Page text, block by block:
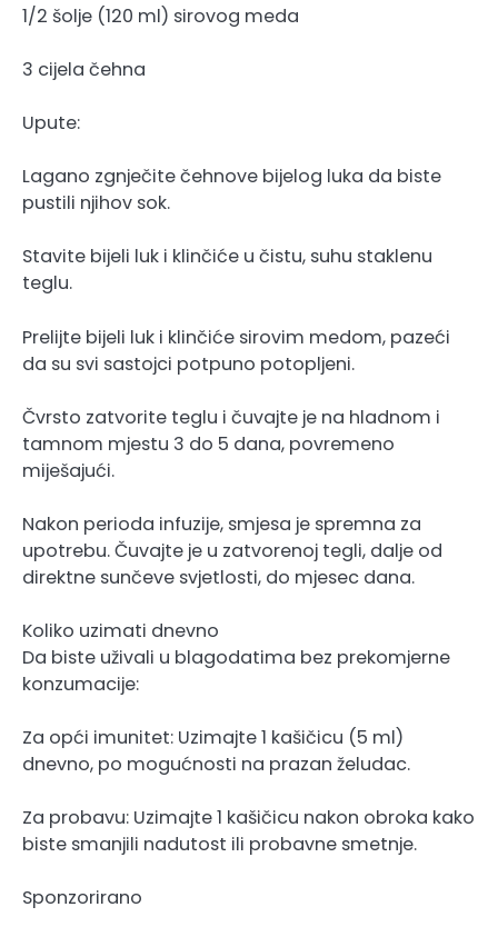
1/2 šolje (120 ml) sirovog meda
3 cijela čehna
Upute:
Lagano zgnječite čehnove bijelog luka da biste
pustili njihov sok.
Stavite bijeli luk i klinčiće u čistu, suhu staklenu
teglu.
Prelijte bijeli luk i klinčiće sirovim medom, pazeći
da su svi sastojci potpuno potopljeni.
Čvrsto zatvorite teglu i čuvajte je na hladnom i
tamnom mjestu 3 do 5 dana, povremeno
miješajući.
Nakon perioda infuzije, smjesa je spremna za
upotrebu. Čuvajte je u zatvorenoj tegli, dalje od
direktne sunčeve svjetlosti, do mjesec dana.
Koliko uzimati dnevno
Da biste uživali u blagodatima bez prekomjerne
konzumacije:
Za opći imunitet: Uzimajte 1 kašičicu (5 ml)
dnevno, po mogućnosti na prazan želudac.
Za probavu: Uzimajte 1 kašičicu nakon obroka kako
biste smanjili nadutost ili probavne smetnje.
Sponzorirano